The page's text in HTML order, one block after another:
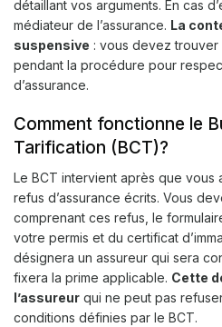
détaillant vos arguments. En cas
médiateur de l’assurance. La
suspensive : vous devez
pendant la procédure pour
d’assurance.
Comment fonctionne le
Tarification (BCT)?
Le BCT intervient après que vous
refus d’assurance écrits. Vous
comprenant ces refus, le
votre permis et du certificat
désignera un assureur qui sera
fixera la prime applicable. Cette
l’assureur qui ne peut pas
conditions définies par le BCT.